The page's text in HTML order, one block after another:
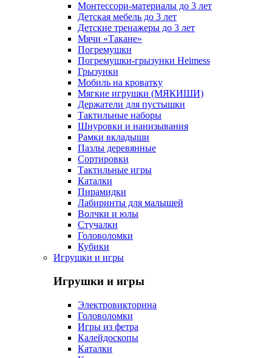
Монтессори-материалы до 3 лет
Детская мебель до 3 лет
Детские тренажеры до 3 лет
Мячи «Такане»
Погремушки
Погремушки-грызунки Heimess
Грызунки
Мобиль на кроватку
Мягкие игрушки (МЯКИШИ)
Держатели для пустышки
Тактильные наборы
Шнуровки и нанизывания
Рамки вкладыши
Пазлы деревянные
Сортировки
Тактильные игры
Каталки
Пирамидки
Лабиринты для малышей
Волчки и юлы
Стучалки
Головоломки
Кубики
Игрушки и игры
Игрушки и игры
Электровикторина
Головоломки
Игры из фетра
Калейдоскопы
Каталки